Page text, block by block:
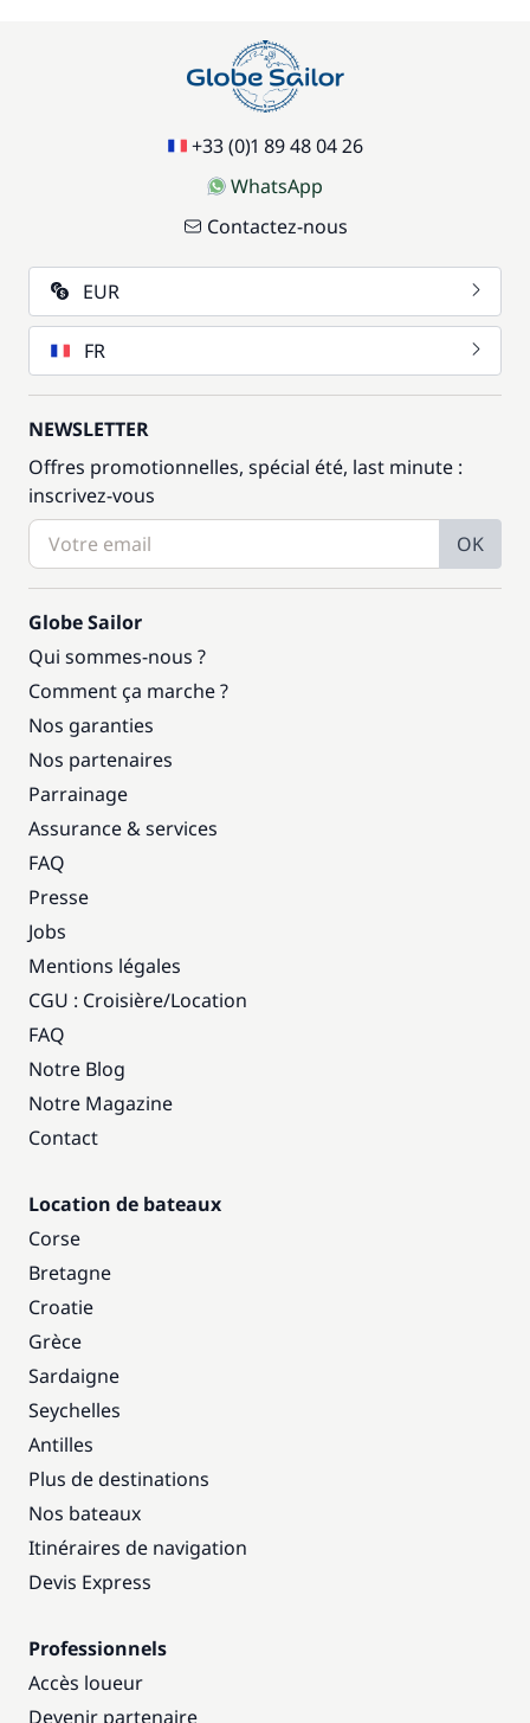
+33 (0)1 89 48 04 26
WhatsApp
Contactez-nous
EUR
FR
NEWSLETTER
Offres promotionnelles, spécial été, last minute :
inscrivez-vous
OK
Globe Sailor
Qui sommes-nous ?
Comment ça marche ?
Nos garanties
Nos partenaires
Parrainage
Assurance & services
FAQ
Presse
Jobs
Mentions légales
CGU : Croisière/Location
FAQ
Notre Blog
Notre Magazine
Contact
Location de bateaux
Corse
Bretagne
Croatie
Grèce
Sardaigne
Seychelles
Antilles
Plus de destinations
Nos bateaux
Itinéraires de navigation
Devis Express
Professionnels
Accès loueur
Devenir partenaire